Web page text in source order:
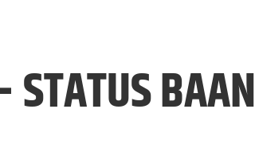
STATUS BAAN